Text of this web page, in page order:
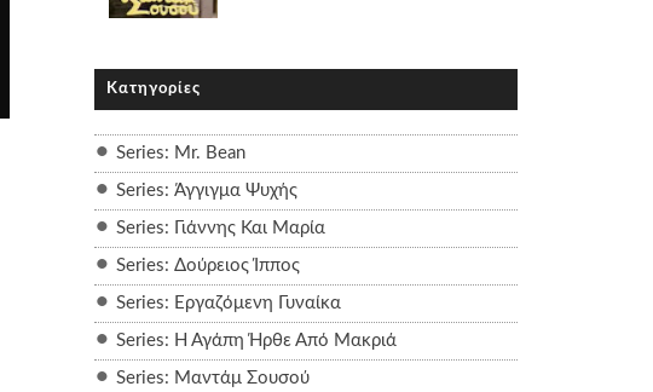
Κατηγορίες
Series: Mr. Bean
Series: Άγγιγμα Ψυχής
Series: Γιάννης Και Μαρία
Series: Δούρειος Ίππος
Series: Εργαζόμενη Γυναίκα
Series: Η Αγάπη Ήρθε Από Μακριά
Series: Μαντάμ Σουσού